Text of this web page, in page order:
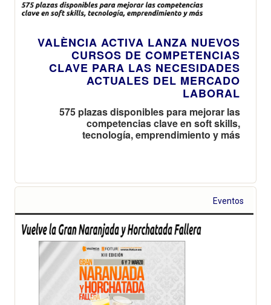
VALÈNCIA ACTIVA LANZA NUEVOS
CURSOS DE COMPETENCIAS
CLAVE PARA LAS NECESIDADES
ACTUALES DEL MERCADO
LABORAL
575 plazas disponibles para mejorar las
competencias clave en soft skills,
tecnología, emprendimiento y más
Eventos